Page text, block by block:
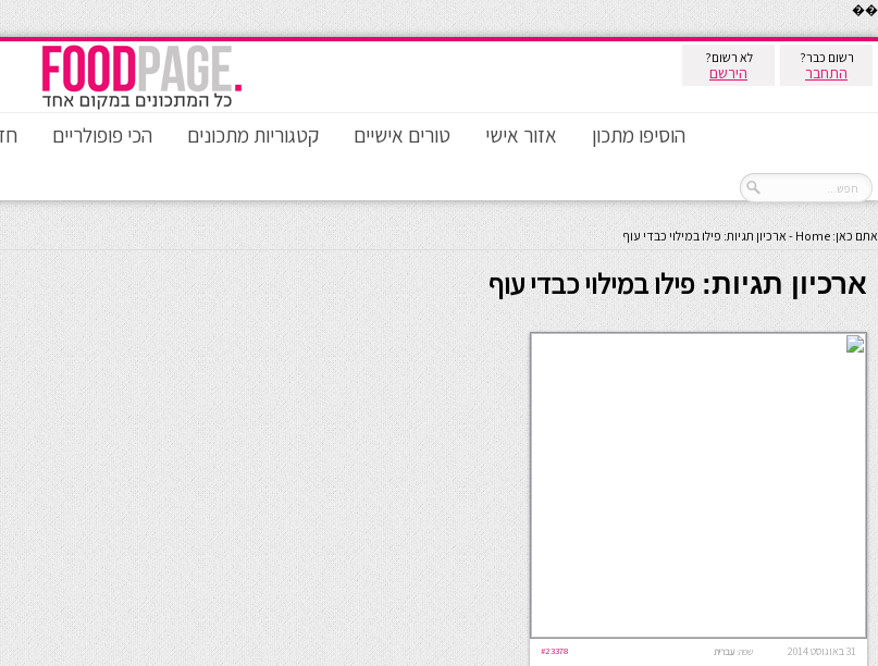
��
רשום כבר?
התחבר
לא רשום?
הירשם
הוסיפו מתכון אזור אישי טורים אישיים קטגוריות מתכונים הכי פופולריים
אתם כאן: Home
-ארכיון תגיות: פילו במילוי כבדי עוף
ארכיון תגיות:פילו במילוי כבדי עוף
31 באוגוסט 2014 #23378 שפה: עברית